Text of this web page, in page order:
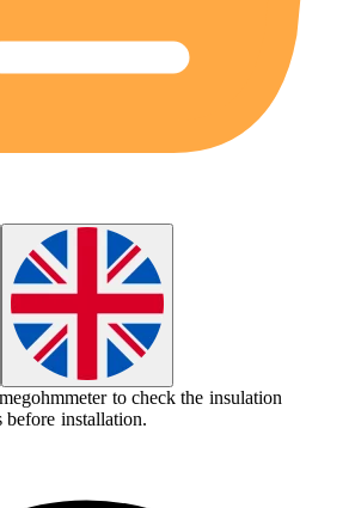
megohmmeter to check the insulation
before installation.